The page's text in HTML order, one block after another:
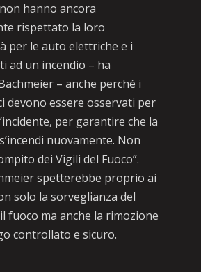
hanno ancora
rispettato la loro
per le auto elettriche e i
ad un incendio – ha
– anche perché i
devono essere osservati per
per garantire che la
nuovamente. Non
dei Vigili del Fuoco”.
spetterebbe proprio ai
solo la sorveglianza del
fuoco ma anche la rimozione
controllato e sicuro.